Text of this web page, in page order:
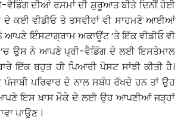
ਵੈਡਿੰਗ ਦੀਆਂ ਰਸਮਾਂ ਦੀ ਸ਼ੁਰੂਆਤ ਬੀਤੇ ਦਿਨੀਂ ਹੋਈ
ਦੇ ਕਈ ਵੀਡੀਓ ਤੇ ਤਸਵੀਰਾਂ ਵੀ ਸਾਹਮਣੇ ਆਈਆਂ
ਆਪਣੇ ਇੰਸਟਾਗ੍ਰਾਮ ਅਕਾਊਂਟ ‘ਤੇ ਇੱਕ ਵੀਡੀਓ ਵੀ
‘ਚ ਉਸ ਨੇ ਆਪਣੇ ਪ੍ਰੀ-ਵੈਡਿੰਗ ਦੇ ਲਈ ਇਸਤੇਮਾਲ
ਇੱਕ ਬਹੁਤ ਹੀ ਪਿਆਰੀ ਪੋਸਟ ਸਾਂਝੀ ਕੀਤੀ ਹੈ।
ਪਰਿਵਾਰ ਦੇ ਨਾਲ ਸਬੰਧ ਰੱਖਦੇ ਹਨ ਤਾਂ ਉਹ
ਇਸ ਖ਼ਾਸ ਮੌਕੇ ਦੇ ਲਈ ਉਹ ਆਪਣੀਆਂ ਜੜ੍ਹਾਂ
ਪਾਉਣ ।